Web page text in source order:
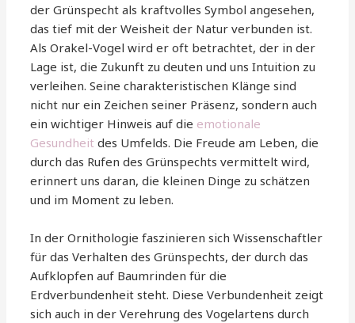
der Grünspecht als kraftvolles Symbol angesehen,
das tief mit der Weisheit der Natur verbunden ist.
Als Orakel-Vogel wird er oft betrachtet, der in der
Lage ist, die Zukunft zu deuten und uns Intuition zu
verleihen. Seine charakteristischen Klänge sind
nicht nur ein Zeichen seiner Präsenz, sondern auch
ein wichtiger Hinweis auf die emotionale
Gesundheit des Umfelds. Die Freude am Leben, die
durch das Rufen des Grünspechts vermittelt wird,
erinnert uns daran, die kleinen Dinge zu schätzen
und im Moment zu leben.
In der Ornithologie faszinieren sich Wissenschaftler
für das Verhalten des Grünspechts, der durch das
Aufklopfen auf Baumrinden für die
Erdverbundenheit steht. Diese Verbundenheit zeigt
sich auch in der Verehrung des Vogelartens durch